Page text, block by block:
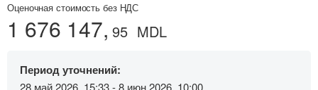
Оценочная стоимость без НДС
1 676 147, 95 MDL
Период уточнений:
28 май 2026, 15:33 - 8 июн 2026, 10:00